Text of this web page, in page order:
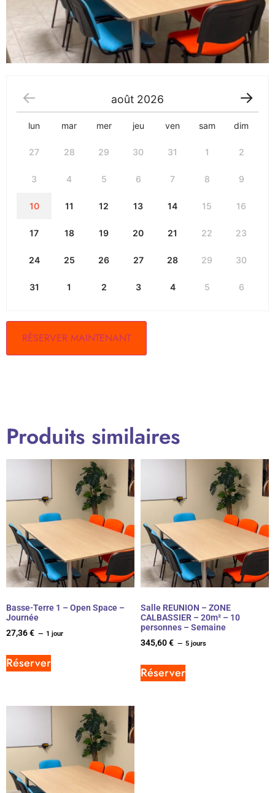
août 2026
lun mar mer jeu ven sam dim
27 28 29 30 31 1 2
3 4 5 6 7 8 9
10 11 12 13 14 15 16
17 18 19 20 21 22 23
24 25 26 27 28 29 30
31 1 2 3 4 5 6
RÉSERVER MAINTENANT
Produits similaires
Basse-Terre 1 – Open Space –
Journée
27,36€ 1 jour
Réserver
Salle REUNION – ZONE
CALBASSIER – 20m² – 10
personnes – Semaine
345,60€ 5 jours
Réserver